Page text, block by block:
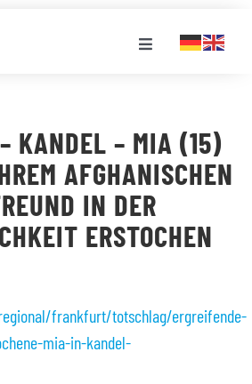
Toggle
KANDEL – MIA (15)
AFGHANISCHEN
IN DER
ERSTOCHEN
frankfurt/totschlag/ergreifende-
mia-in-kandel-